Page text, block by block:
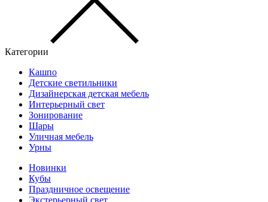
Категории
Кашпо
Детские светильники
Дизайнерская детская мебель
Интерьерный свет
Зонирование
Шары
Уличная мебель
Урны
Новинки
Кубы
Праздничное освещение
Экстерьерный свет